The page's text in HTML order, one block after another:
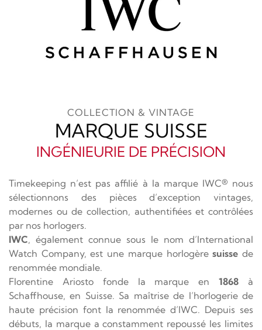
COLLECTION & VINTAGE
MARQUE SUISSE
INGÉNIEURIE DE PRÉCISION
Timekeeping n’est pas affilié à la marque IWC® nous
sélectionnons des pièces d’exception vintages,
modernes ou de collection, authentifiées et contrôlées
par nos horlogers.
IWC, également connue sous le nom d’International
Watch Company, est une marque horlogèresuissede
renommée mondiale.
Florentine Ariosto fonde la marque en1868 à
Schaffhouse, en Suisse. Sa maîtrise de l’horlogerie de
haute précision font la renommée d’IWC. Depuis ses
débuts, la marque a constamment repoussé les limites